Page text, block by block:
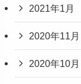
2021年1月
2020年11月
2020年10月